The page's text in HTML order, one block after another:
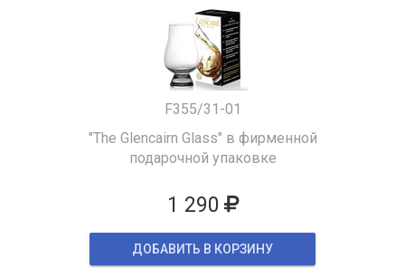
F355/31-01
"The Glencairn Glass" в фирменной
подарочной упаковке
1 290
ДОБАВИТЬ В КОРЗИНУ